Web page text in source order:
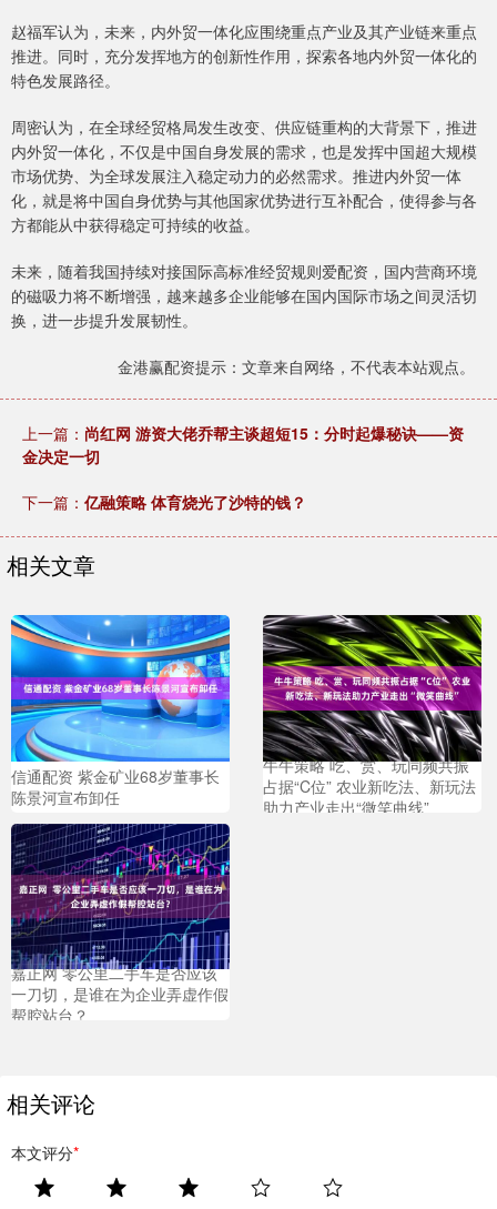
赵福军认为，未来，内外贸一体化应围绕重点产业及其产业链来重点
推进。同时，充分发挥地方的创新性作用，探索各地内外贸一体化的
特色发展路径。
周密认为，在全球经贸格局发生改变、供应链重构的大背景下，推进
内外贸一体化，不仅是中国自身发展的需求，也是发挥中国超大规模
市场优势、为全球发展注入稳定动力的必然需求。推进内外贸一体
化，就是将中国自身优势与其他国家优势进行互补配合，使得参与各
方都能从中获得稳定可持续的收益。
未来，随着我国持续对接国际高标准经贸规则爱配资，国内营商环境
的磁吸力将不断增强，越来越多企业能够在国内国际市场之间灵活切
换，进一步提升发展韧性。
金港赢配资提示：文章来自网络，不代表本站观点。
上一篇： 尚红网 游资大佬乔帮主谈超短15：分时起爆秘诀——资
金决定一切
下一篇： 亿融策略 体育烧光了沙特的钱？
相关文章
信通配资 紫金矿业68岁董事长
陈景河宣布卸任
牛牛策略 吃、赏、玩同频共振
占据“C位” 农业新吃法、新玩法
助力产业走出“微笑曲线”
嘉正网 零公里二手车是否应该
一刀切，是谁在为企业弄虚作假
帮腔站台？
相关评论
本文评分*